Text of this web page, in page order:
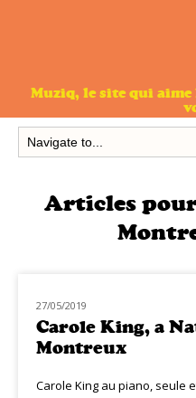
Muziq, le site qui aime
Articles
MUZIQ DVD
27/05/2019
Carole King, a
Montreux
Carole King au piano, seule